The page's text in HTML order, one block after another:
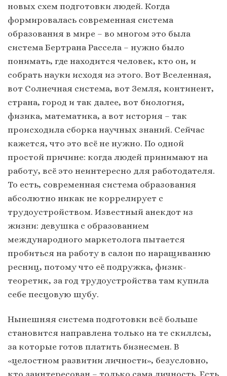
новых схем подготовки людей. Когда
формировалась современная система
образования в мире – во многом это была
система Бертрана Рассела – нужно было
понимать, где находится человек, кто он, и
собрать науки исходя из этого. Вот Вселенная,
вот Солнечная система, вот Земля, континент,
страна, город и так далее, вот биология,
физика, математика, а вот история – так
происходила сборка научных знаний. Сейчас
кажется, что это всё не нужно. По одной
простой причине: когда людей принимают на
работу, всё это неинтересно для работодателя.
То есть, современная система образования
абсолютно никак не коррелирует с
трудоустройством. Известный анекдот из
жизни: девушка с образованием
международного маркетолога пытается
пробиться на работу в салон по наращиванию
ресниц, потому что её подружка, физик-
теоретик, за год трудоустройства там купила
себе песцовую шубу.
Нынешняя система подготовки всё больше
становится направлена только на те скиллсы,
за которые готов платить бизнесмен. В
«целостном развитии личности», безусловно,
кто заинтересован – только сама личность. Есть